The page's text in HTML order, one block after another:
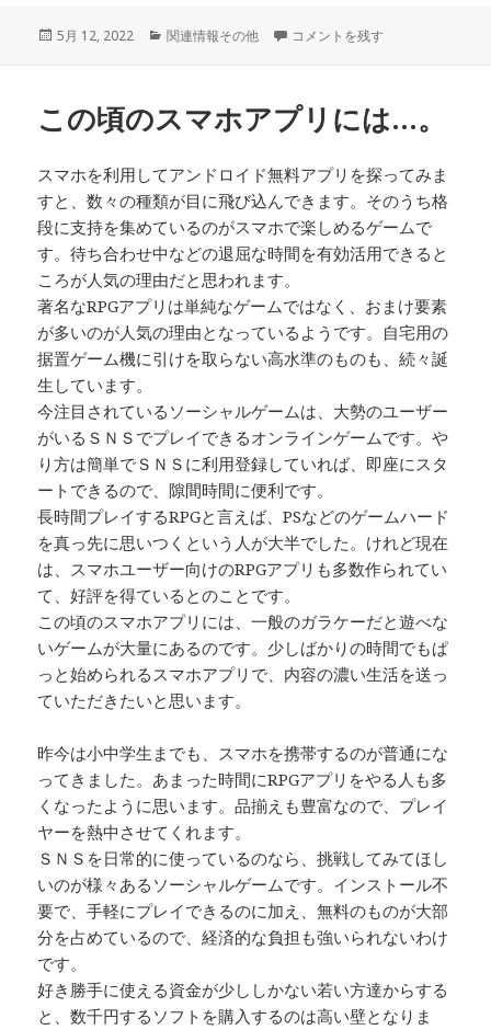
投
5月 12, 2022
カ
ー
関連情報その他 専用ゲーム機は…。 に
コメントを残す
この頃のスマホアプリには…。
スマホを利用してアンドロイド無料アプリを探ってみま
すと、数々の種類が目に飛び込んできます。そのうち格
段に支持を集めているのがスマホで楽しめるゲームで
す。待ち合わせ中などの退屈な時間を有効活用できると
ころが人気の理由だと思われます。
著名なRPGアプリは単純なゲームではなく、おまけ要素
が多いのが人気の理由となっているようです。自宅用の
据置ゲーム機に引けを取らない高水準のものも、続々誕
生しています。
今注目されているソーシャルゲームは、大勢のユーザー
がいるＳＮＳでプレイできるオンラインゲームです。や
り方は簡単でＳＮＳに利用登録していれば、即座にスタ
ートできるので、隙間時間に便利です。
長時間プレイするRPGと言えば、PSなどのゲームハード
を真っ先に思いつくという人が大半でした。けれど現在
は、スマホユーザー向けのRPGアプリも多数作られてい
て、好評を得ているとのことです。
この頃のスマホアプリには、一般のガラケーだと遊べな
いゲームが大量にあるのです。少しばかりの時間でもぱ
っと始められるスマホアプリで、内容の濃い生活を送っ
ていただきたいと思います。
昨今は小中学生までも、スマホを携帯するのが普通にな
ってきました。あまった時間にRPGアプリをやる人も多
くなったように思います。品揃えも豊富なので、プレイ
ヤーを熱中させてくれます。
ＳＮＳを日常的に使っているのなら、挑戦してみてほし
いのが様々あるソーシャルゲームです。インストール不
要で、手軽にプレイできるのに加え、無料のものが大部
分を占めているので、経済的な負担も強いられないわけ
です。
好き勝手に使える資金が少ししかない若い方達からする
と、数千円するソフトを購入するのは高い壁となりま